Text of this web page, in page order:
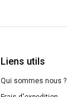
Liens utils
Qui sommes nous ?